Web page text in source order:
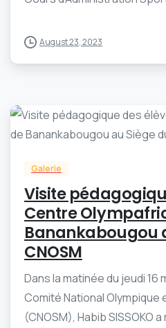
August 23, 2023
Galerie
Visite
Centre
Banankabougou
CNOSM
Dans la matinée du jeudi 16
Comité National Olympique
(CNOSM), Habib SISSOKO